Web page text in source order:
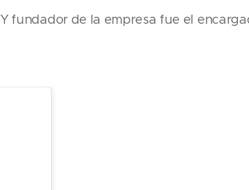
Y fundador de la empresa fue el